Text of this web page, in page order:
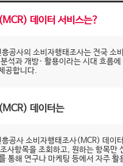
데이터 서비스는?
공사의 소비자행태조사는 전국 소
석과 개방· 활용이라는 시대 흐름
공합니다.
데이터는
공사 소비자행태조사(MCR) 데이
사항목을 조회하고, 원하는 항목만
통해 연구나 마케팅 등에서 자주